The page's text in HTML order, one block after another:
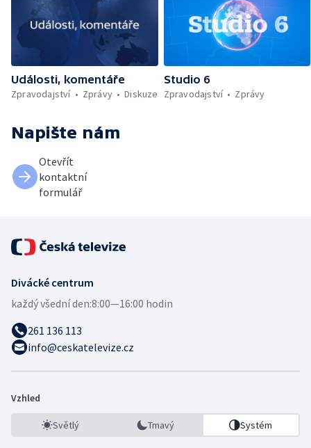
Události, komentáře
Zpravodajství
Zprávy Diskuze
Studio 6
Zpravodajství
Zprávy
Napište nám
Otevřít
kontaktní
formulář
Divácké centrum
každý všední den:8:00—16:00 hodin
261 136 113
info@ceskatelevize.cz
Vzhled
Světlý Tmavý Systém